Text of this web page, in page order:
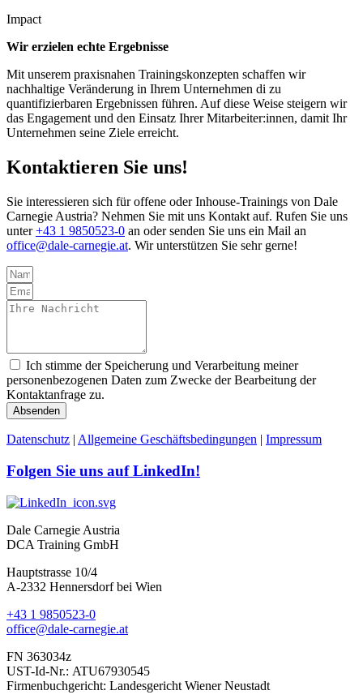
Impact
Wir erzielen echte Ergebnisse
Mit unserem praxisnahen Trainingskonzepten schaffen wir
nachhaltige Veränderung in Ihrem Unternehmen di zu
quantifizierbaren Ergebnissen führen. Auf diese Weise steigern wir
das Engagement und den Einsatz Ihrer Mitarbeiter:innen, damit Ihr
Unternehmen seine Ziele erreicht.
Kontaktieren Sie uns!
Sie interessieren sich für offene oder Inhouse-Trainings von Dale
Carnegie Austria? Nehmen Sie mit uns Kontakt auf. Rufen Sie uns
unter+43 1 9850523-0 an oder senden Sie uns ein Mail an
office@dale-carnegie.at. Wir unterstützen Sie sehr gerne!
Ich stimme der Speicherung und Verarbeitung meiner
personenbezogenen Daten zum Zwecke der Bearbeitung der
Kontaktanfrage zu.
Absenden
Datenschutz | Allgemeine Geschäftsbedingungen | Impressum
Folgen Sie uns auf LinkedIn!
Dale Carnegie Austria
DCA Training GmbH
Hauptstrasse 10/4
A-2332 Hennersdorf bei Wien
+43 1 9850523-0
office@dale-carnegie.at
FN 363034z
UST-Id-Nr.: ATU67930545
Firmenbuchgericht: Landesgericht Wiener Neustadt